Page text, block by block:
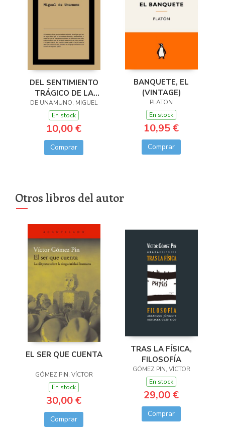
DEL SENTIMIENTO
TRÁGICO DE LA
VIDA
DE UNAMUNO, MIGUEL
En stock
10,00 €
Comprar
BANQUETE, EL
(VINTAGE)
PLATON
En stock
10,95 €
Comprar
Otros libros del autor
EL SER QUE CUENTA
GÓMEZ PIN, VÍCTOR
En stock
30,00 €
Comprar
TRAS LA FÍSICA,
FILOSOFÍA
GÓMEZ PIN, VÍCTOR
En stock
29,00 €
Comprar